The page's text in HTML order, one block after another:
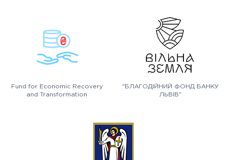
Fund for Economic Recovery
and Transformation
"БЛАГОДІЙНИЙ ФОНД БАНКУ
ЛЬВІВ"